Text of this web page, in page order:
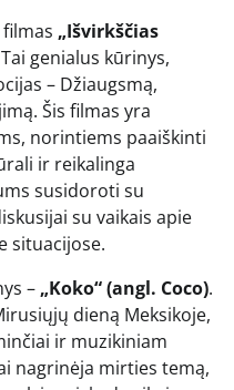
„Išvirkščias
genialus kūrinys,
– Džiaugsmą,
Šis filmas yra
norintiems paaiškinti
ir reikalinga
susidoroti su
su vaikais apie
situacijose.
– „Koko“ (angl. Coco).
dieną Meksikoje,
ir muzikiniam
nagrinėja mirties temą,